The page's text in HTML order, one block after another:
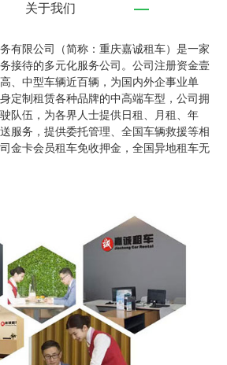
关于我们
有限公司（简称：重庆嘉诚租车）是一家
接待的多元化服务公司。公司注册资金壹
、中型车辆近百辆，为国内外企事业单
定制租赁各种品牌的中高端车型，公司拥
队伍，为各界人士提供日租、月租、年
服务，提供委托管理、全国车辆救援等相
金卡会员租车免收押金，全国异地租车无